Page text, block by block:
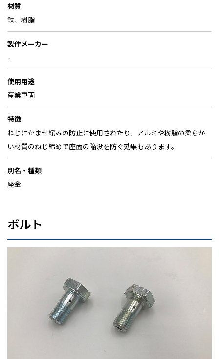
材質
鉄、樹脂
製作メーカー
-
使用用途
産業車両
特徴
ねじにかませ緩みの防止に使用されたり、アルミや樹脂の柔らか
い材質のねじ締めで座面の陥没を防ぐ効果もあります。
別名・種類
座金
ボルト